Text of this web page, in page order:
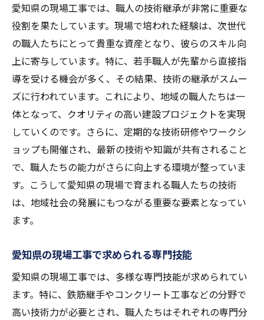
愛知県の現場工事では、職人の技術継承が非常に重要な
役割を果たしています。現場で培われた経験は、次世代
の職人たちにとって貴重な資産となり、彼らのスキル向
上に寄与しています。特に、若手職人が先輩から直接指
導を受ける機会が多く、その結果、技術の継承がスムー
ズに行われています。これにより、地域の職人たちは一
体となって、クオリティの高い建設プロジェクトを実現
していくのです。さらに、定期的な技術研修やワークシ
ョップも開催され、最新の技術や知識が共有されること
で、職人たちの能力がさらに向上する環境が整っていま
す。こうして愛知県の現場で育まれる職人たちの技術
は、地域社会の発展にもつながる重要な要素となってい
ます。
愛知県の現場工事で求められる専門技能
愛知県の現場工事では、多様な専門技能が求められてい
ます。特に、鉄筋継手やコンクリート工事などの分野で
高い技術力が必要とされ、職人たちはそれぞれの専門分